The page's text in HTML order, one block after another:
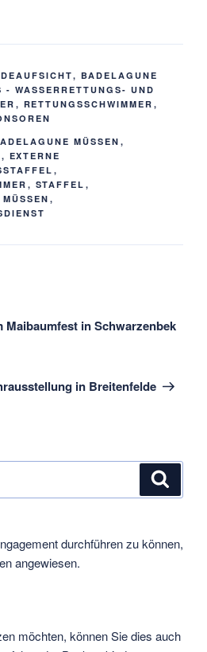
, BADELAGUNE
- WASSERRETTUNGS- UND
, RETTUNGSSCHWIMMER ,
MÜSSEN,
, EXTERNE
,
, STAFFEL ,
,
Maibaumfest in Schwarzenbek
in Breitenfelde
durchführen zu können,
angewiesen.
möchten, können Sie dies auch